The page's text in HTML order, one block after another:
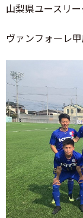
山梨県ユースリ
ヴァンフォーレ